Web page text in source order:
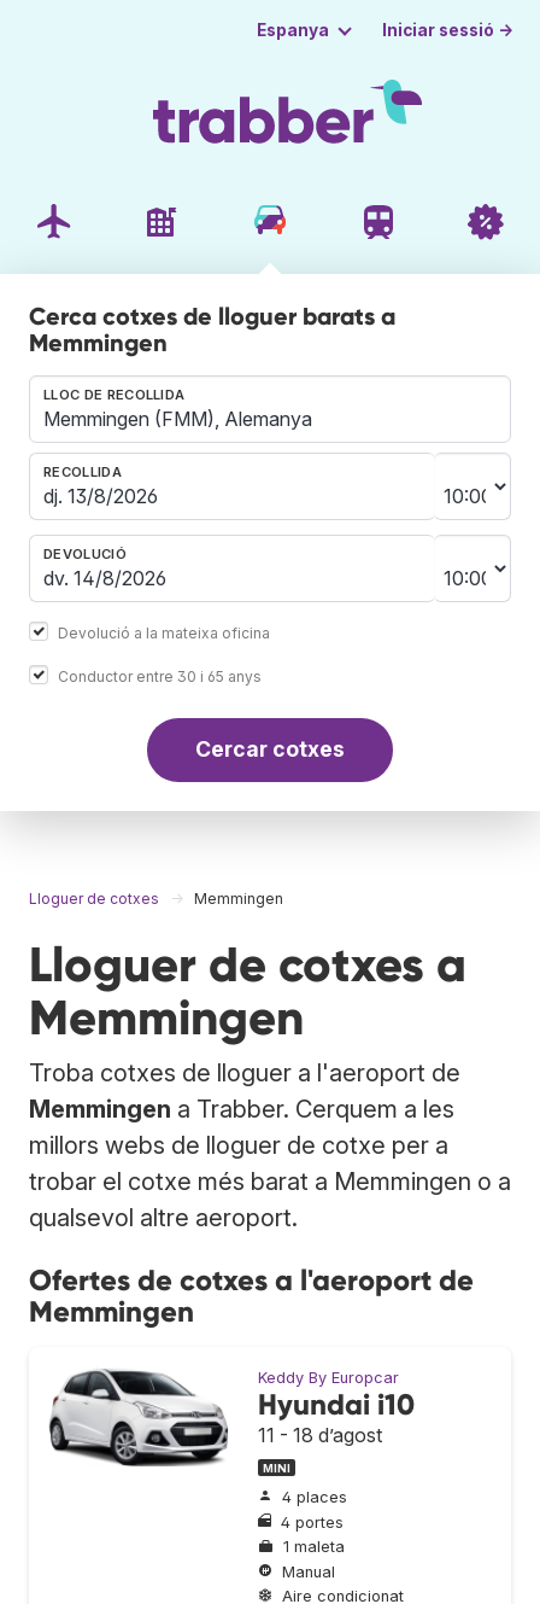
Espanya Iniciar sessió →
Cerca cotxes de lloguer barats a
Memmingen
LLOC DE RECOLLIDA
RECOLLIDA
DEVOLUCIÓ
Devolució a la mateixa oficina
Conductor entre 30 i 65 anys
Cercar cotxes
Lloguer de cotxes Memmingen
Lloguer de cotxes a
Memmingen
Troba cotxes de lloguer a l'aeroport de
Memmingen a Trabber. Cerquem a les
millors webs de lloguer de cotxe per a
trobar el cotxe més barat a Memmingen o a
qualsevol altre aeroport.
Ofertes de cotxes a l'aeroport de
Memmingen
Keddy By Europcar
Hyundai i10
11 - 18 d’agost
MINI
4 places
4 portes
1 maleta
Manual
Aire condicionat